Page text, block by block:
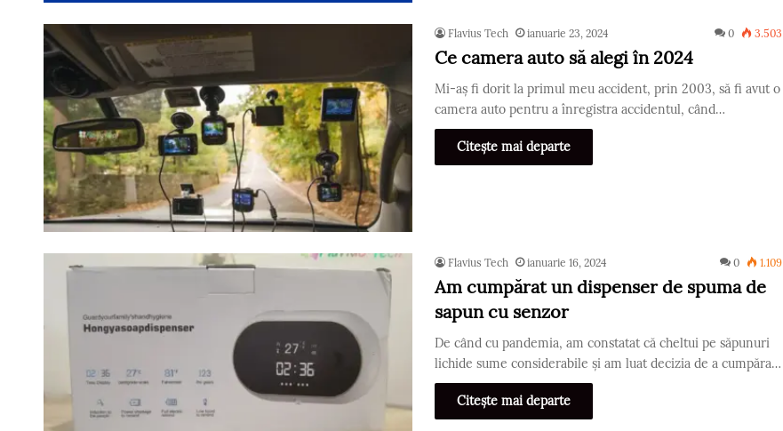
Flavius Tech ianuarie 23, 2024 0 3.503
Ce camera auto să alegi în 2024
Mi-aș fi dorit la primul meu accident, prin 2003, să fi avut o
camera auto pentru a înregistra accidentul, când…
Citește mai departe
Flavius Tech ianuarie 16, 2024 0 1.109
Am cumpărat un dispenser de spuma de
sapun cu senzor
De când cu pandemia, am constatat că cheltui pe săpunuri
lichide sume considerabile și am luat decizia de a cumpăra…
Citește mai departe